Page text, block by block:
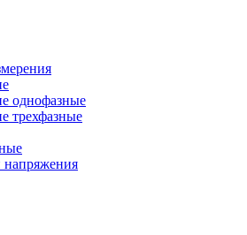
однофазные
трехфазные
напряжения